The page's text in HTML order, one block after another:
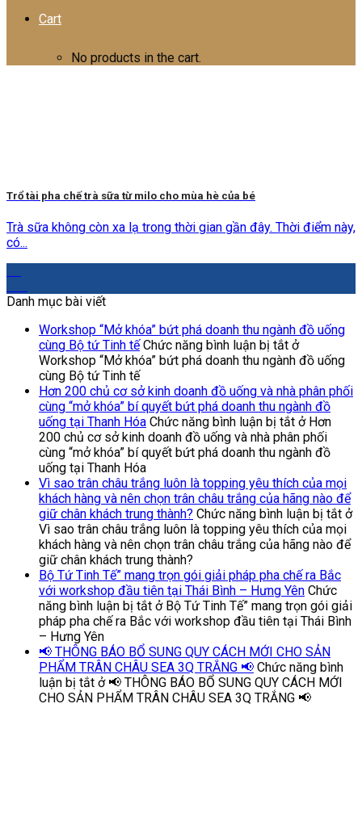
Cart
No products in the cart.
Trổ tài pha chế trà sữa từ milo cho mùa hè của bé
Trà sữa không còn xa lạ trong thời gian gần đây. Thời điểm này,
có...
Danh mục bài viết
Workshop “Mở khóa” bứt phá doanh thu ngành đồ uống
cùng Bộ tứ Tinh tế Chức năng bình luận bị tắt ở
Workshop “Mở khóa” bứt phá doanh thu ngành đồ uống
cùng Bộ tứ Tinh tế
Hơn 200 chủ cơ sở kinh doanh đồ uống và nhà phân phối
cùng “mở khóa” bí quyết bứt phá doanh thu ngành đồ
uống tại Thanh Hóa Chức năng bình luận bị tắt ở Hơn
200 chủ cơ sở kinh doanh đồ uống và nhà phân phối
cùng “mở khóa” bí quyết bứt phá doanh thu ngành đồ
uống tại Thanh Hóa
Vì sao trân châu trắng luôn là topping yêu thích của mọi
khách hàng và nên chọn trân châu trắng của hãng nào để
giữ chân khách trung thành? Chức năng bình luận bị tắt ở
Vì sao trân châu trắng luôn là topping yêu thích của mọi
khách hàng và nên chọn trân châu trắng của hãng nào để
giữ chân khách trung thành?
Bộ Tứ Tinh Tế” mang trọn gói giải pháp pha chế ra Bắc
với workshop đầu tiên tại Thái Bình – Hưng Yên Chức
năng bình luận bị tắt ở Bộ Tứ Tinh Tế” mang trọn gói giải
pháp pha chế ra Bắc với workshop đầu tiên tại Thái Bình
– Hưng Yên
📢 THÔNG BÁO BỔ SUNG QUY CÁCH MỚI CHO SẢN
PHẨM TRÂN CHÂU SEA 3Q TRẮNG 📢 Chức năng bình
luận bị tắt ở 📢 THÔNG BÁO BỔ SUNG QUY CÁCH MỚI
CHO SẢN PHẨM TRÂN CHÂU SEA 3Q TRẮNG 📢